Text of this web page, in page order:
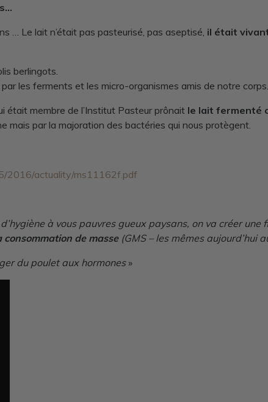
… Le lait n’était pas pasteurisé, pas aseptisé, il était
berlingots.
les ferments et les micro-organismes amis de notre corps.
était membre de l’Institut Pasteur prônait le lait fermenté
mais par la majoration des bactéries qui nous protègent.
2016/actuality/ms11162f.pdf
à vous pauvres gueux paysans, on va créer
consommation de masse(GMS – les mêmes aujourd’hui
du poulet aux hormones»